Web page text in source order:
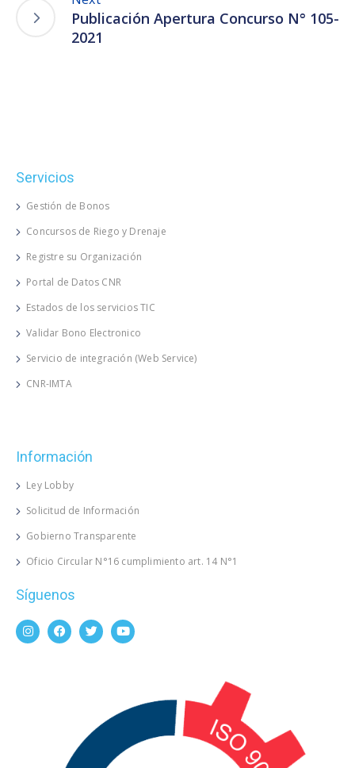
Publicación Apertura Concurso N° 105-
2021
Servicios
Gestión de Bonos
Concursos de Riego y Drenaje
Registre su Organización
Portal de Datos CNR
Estados de los servicios TIC
Validar Bono Electronico
Servicio de integración (Web Service)
CNR-IMTA
Información
Ley Lobby
Solicitud de Información
Gobierno Transparente
Oficio Circular N°16 cumplimiento art. 14 N°1
Síguenos